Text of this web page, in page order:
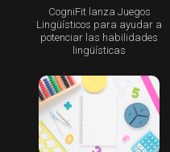
CogniFit lanza Juegos
Lingüísticos para ayudar a
potenciar las habilidades
lingüísticas